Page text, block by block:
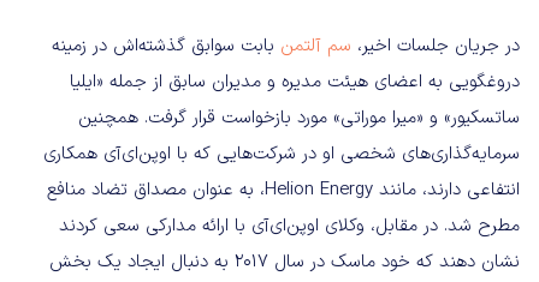
در جریان جلسات اخیر، سم آلتمن بابت سوابق گذشته‌اش در زمینه
دروغگویی به اعضای هیئت مدیره و مدیران سابق از جمله «ایلیا
ساتسکیور» و «میرا موراتی» مورد بازخواست قرار گرفت. همچنین
سرمایه‌گذاری‌های شخصی او در شرکت‌هایی که با اوپن‌ای‌آی همکاری
انتفاعی دارند، مانند Helion Energy، به عنوان مصداق تضاد منافع
مطرح شد. در مقابل، وکلای اوپن‌ای‌آی با ارائه مدارکی سعی کردند
نشان دهند که خود ماسک در سال ۲۰۱۷ به دنبال ایجاد یک بخش